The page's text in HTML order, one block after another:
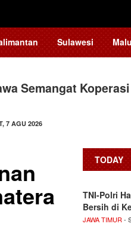
Sulawesi
Semangat
7 AGU 2026
TODAY
TNI-Polri
Bersih di
JAWA TIMUR -